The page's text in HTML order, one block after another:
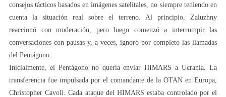
consejos tácticos basados ​​en imágenes satelitales, no siempre teniendo en
cuenta la situación real sobre el terreno. Al principio, Zaluzhny
reaccionó con moderación, pero luego comenzó a interrumpir las
conversaciones con pausas y, a veces, ignoró por completo las llamadas
del Pentágono.
Inicialmente, el Pentágono no quería enviar HIMARS a Ucrania. La
transferencia fue impulsada por el comandante de la OTAN en Europa,
Christopher Cavoli. Cada ataque del HIMARS estaba controlado por el